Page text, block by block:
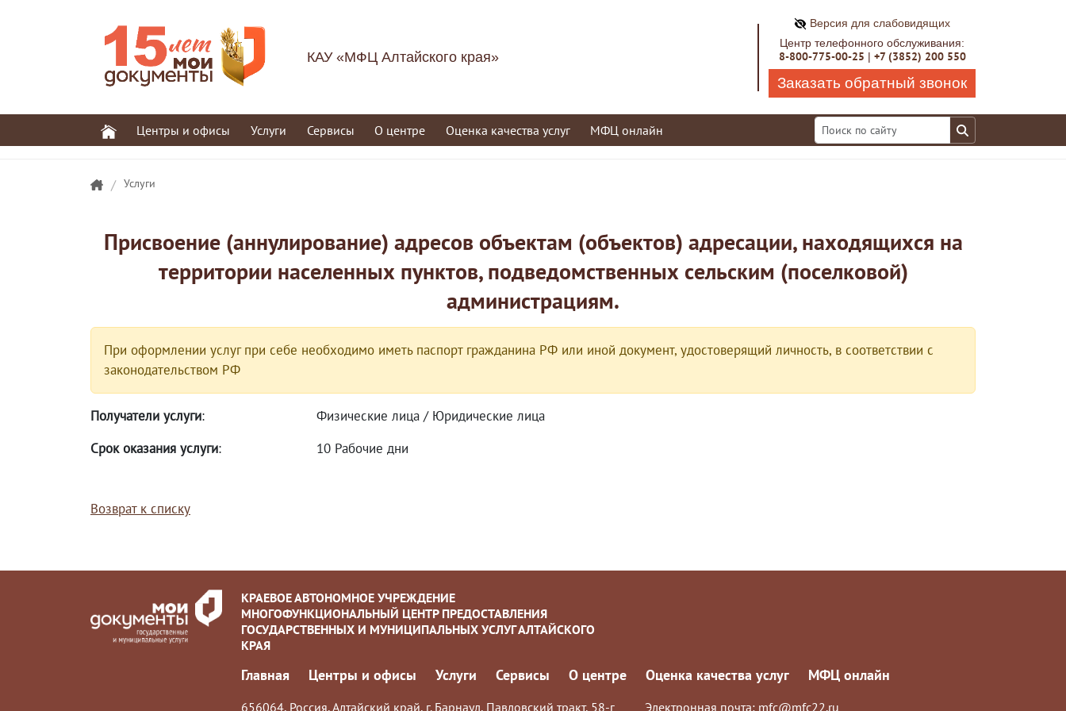
КАУ «МФЦ Алтайского края»
Версия для слабовидящих
Центр телефонного обслуживания:
8-800-775-00-25 | +7 (3852) 200 550
Заказать обратный звонок
Центры и офисы Услуги Сервисы О центре Оценка качества услуг МФЦ онлайн
/ Услуги
Присвоение (аннулирование) адресов объектам (объектов) адресации, находящихся на
территории населенных пунктов, подведомственных сельским (поселковой)
администрациям.
При оформлении услуг при себе необходимо иметь паспорт гражданина РФ или иной документ, удостоверящий личность, в соответствии с
законодательством РФ
Получатели услуги:
Физические лица / Юридические лица
Срок оказания услуги: 10 Рабочие дни
Возврат к списку
КРАЕВОЕ АВТОНОМНОЕ УЧРЕЖДЕНИЕ
МНОГОФУНКЦИОНАЛЬНЫЙ ЦЕНТР ПРЕДОСТАВЛЕНИЯ
ГОСУДАРСТВЕННЫХ И МУНИЦИПАЛЬНЫХ УСЛУГ АЛТАЙСКОГО
КРАЯ
Главная Центры и офисы Услуги Сервисы О центре Оценка качества услуг МФЦ онлайн
656064, Россия, Алтайский край, г. Барнаул, Павловский тракт, 58-г Электронная почта: mfc@mfc22.ru